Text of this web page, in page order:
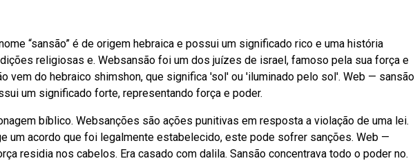
“sansão” é de origem hebraica e possui um significado rico e uma história
religiosas e. Websansão foi um dos juízes de israel, famoso pela sua força e
vem do hebraico shimshon, que significa 'sol' ou 'iluminado pelo sol'. Web — sansão
um significado forte, representando força e poder.
bíblico. Websanções são ações punitivas em resposta a violação de uma lei.
um acordo que foi legalmente estabelecido, este pode sofrer sanções. Web —
residia nos cabelos. Era casado com dalila. Sansão concentrava todo o poder no.